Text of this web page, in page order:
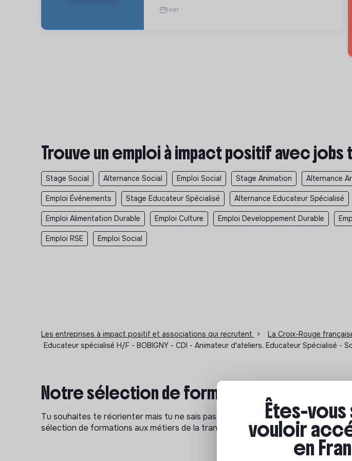
Hier
Trouve un emploi à impact positif avec jobs
Stage Social Alternance Social Emploi Social Stage Animation Alternance
Emploi Événements Stage Educateur Spécialisé Alternance Educateur Spécialisé
Emploi Alimentation Durable Emploi Culture Emploi Developpement Durable
Emploi RSE Emploi Social
Les entreprises à impact positif et associations qui recrutent > La Croix-Rouge
Educateur spécialisé H/F - BOBIGNY - CDI - Animateur d'ateliers, Educateur Spécialisé -
Notre sélection de formations à impact
Tu souhaites te réorienter mais tu ne sais pas par où commencer ? Pas de
sélection de formations aux métiers de la transition écologique et solidaire !
Êtes-
vouloir
en